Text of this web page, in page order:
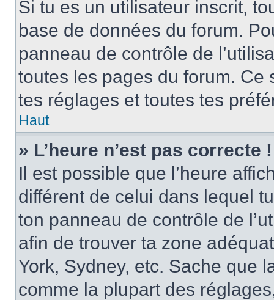
Si tu es un utilisateur inscrit,
base de données du forum.
panneau de contrôle de
toutes les pages du forum. Ce
tes réglages et toutes tes
Haut
» L’heure n’est pas correcte !
Il est possible que l’heure
différent de celui dans lequel
ton panneau de contrôle de
afin de trouver ta zone
York, Sydney, etc. Sache que
comme la plupart des